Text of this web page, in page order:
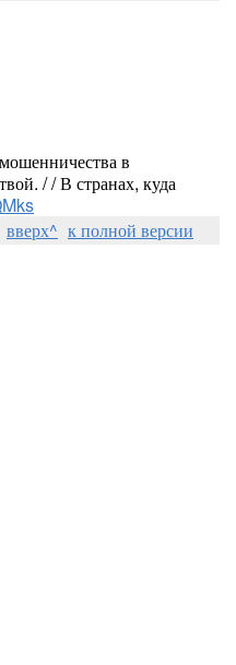
в
/ / В странах, куда
вверх^ к полной версии